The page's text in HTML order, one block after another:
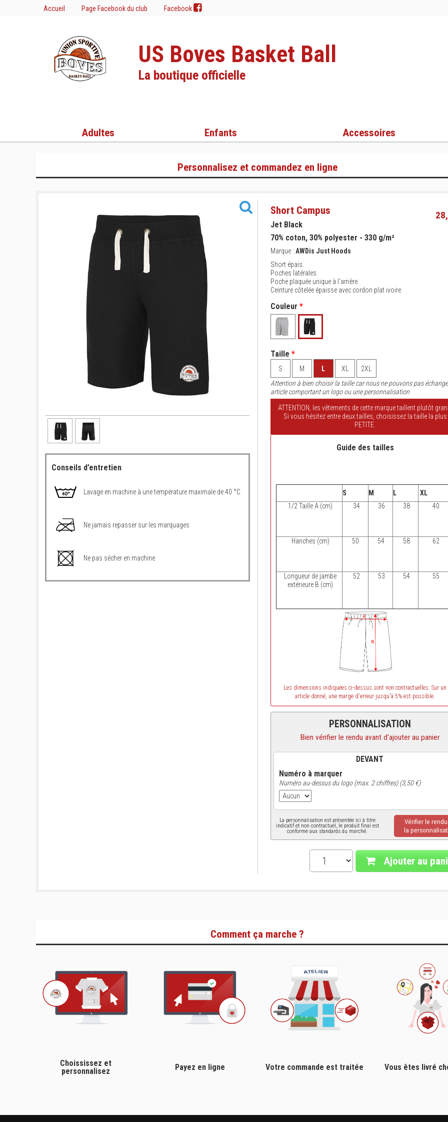
Accueil Page Facebook du club Facebook
US Boves Basket Ball
La boutique officielle
Adultes Enfants Accessoires
Personnalisez et commandez en ligne
Conseils d’entretien
Lavage en machine à une température maximale de 40 °C
Ne jamais repasser sur les marquages
Ne pas sécher en machine
Short Campus
Jet Black
70% coton, 30% polyester - 330 g/m²
Marque : AWDis Just Hoods
Short épais.
Poches latérales.
Poche plaquée unique à l'arrière.
Ceinture côtelée épaisse avec cordon plat ivoire.
Couleur *
Taille *
S M L XL
2XL
Attention à bien choisir la taille car nous ne pouvons pas
article comportant un logo ou une personnalisation
ATTENTION, les vêtements de cette marque taillent plutôt
Si vous hésitez entre deux tailles, choisissez la taille la plus
PETITE.
Guide des tailles
S M L XL
1/2 Taille A (cm)
34 36 38 40
Hanches (cm) 50 54 58 62
Longueur de jambe
extérieure B (cm)
52 53 54 55
Les dimensions indiquées ci-dessus sont non contractuelles. Sur un
article donné, une marge d'erreur jusqu'à 5% est possible.
PERSONNALISATION
Bien vérifier le rendu avant d'ajouter au panier
DEVANT
Numéro à marquer
Numéro au-dessus du logo (max. 2 chiffres) (3,50 €)
La personnalisation est présentée ici à titre
indicatif et non contractuel, le produit final est
conforme aux standards du marché.
Vérifier le
la
Ajouter au
Comment ça marche ?
Choississez et
personnalisez
Payez en ligne Votre commande est traitée Vous êtes livré